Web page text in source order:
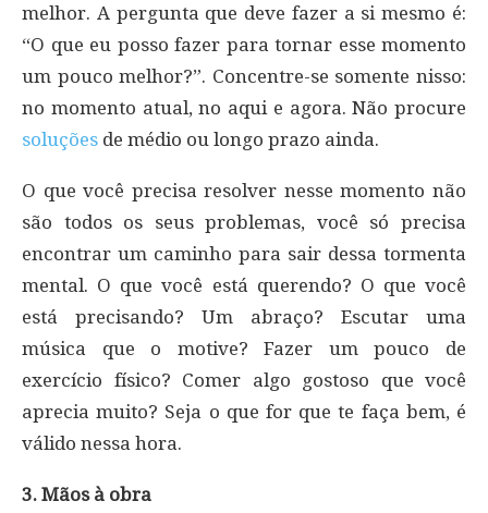
melhor. A pergunta que deve fazer a si mesmo é:
“O que eu posso fazer para tornar esse momento
um pouco melhor?”. Concentre-se somente nisso:
no momento atual, no aqui e agora. Não procure
soluções de médio ou longo prazo ainda.
O que você precisa resolver nesse momento não
são todos os seus problemas, você só precisa
encontrar um caminho para sair dessa tormenta
mental. O que você está querendo? O que você
está precisando? Um abraço? Escutar uma
música que o motive? Fazer um pouco de
exercício físico? Comer algo gostoso que você
aprecia muito? Seja o que for que te faça bem, é
válido nessa hora.
3. Mãos à obra